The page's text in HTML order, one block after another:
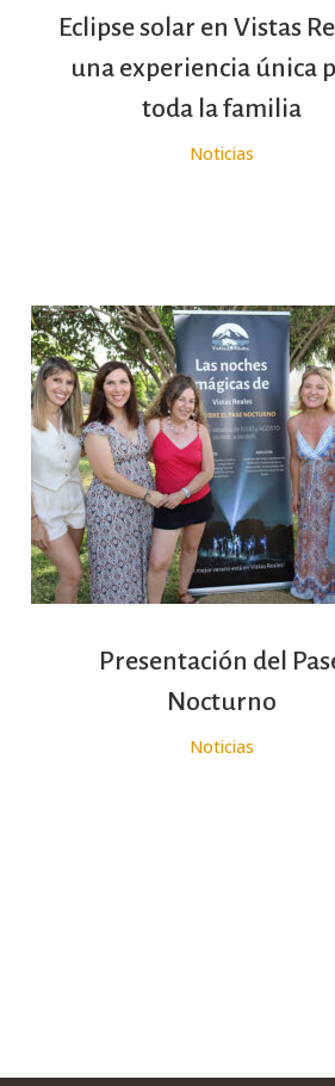
Eclipse solar en Vistas
una experiencia única
toda la familia
Noticias
Presentación del
Nocturno
Noticias